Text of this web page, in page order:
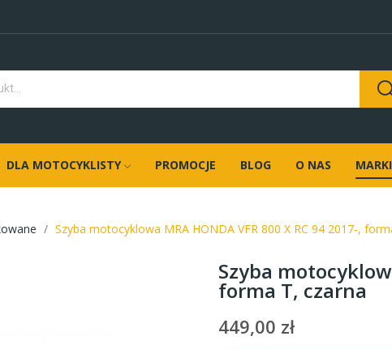
DLA MOTOCYKLISTY PROMOCJE BLOG O NAS MARKI
Szyba motocyklowa MRA HONDA VFR 800 X RC 94 2017-,
Szyba
forma T, czarna
449,00 zł